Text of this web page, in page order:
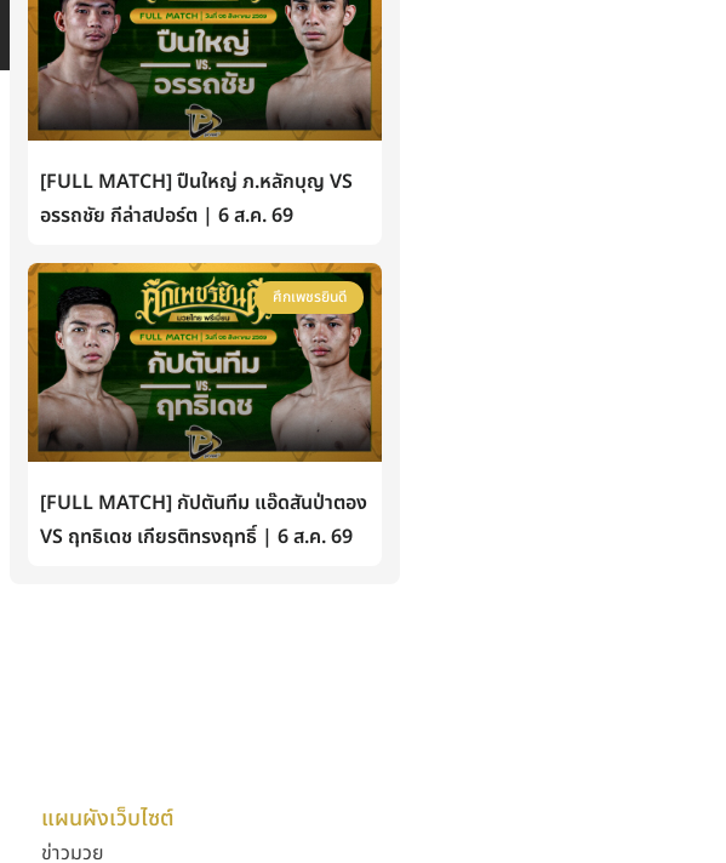
[FULL MATCH] ปืนใหญ่ ภ.หลักบุญ VS
อรรถชัย กีล่าสปอร์ต | 6 ส.ค. 69
ศึกเพชรยินดี
[FULL MATCH] กัปตันทีม แอ๊ดสันป่าตอง
VS ฤทธิเดช เกียรติทรงฤทธิ์ | 6 ส.ค. 69
แผนผังเว็บไซต์
ข่าวมวย